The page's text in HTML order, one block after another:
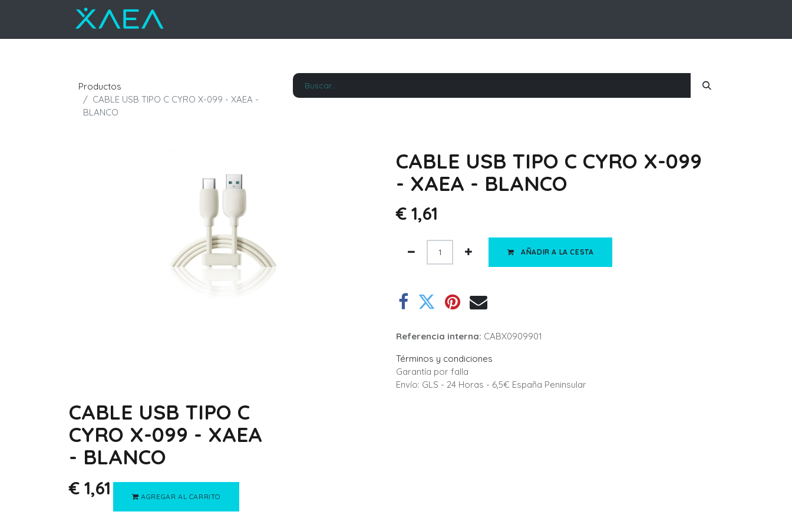
Productos
CABLE USB TIPO C CYRO X-099 - XAEA -
BLANCO
CABLE USB TIPO C CYRO X-099
- XAEA - BLANCO
€ 1,61
AÑADIR A LA CESTA
Referencia interna: CABX0909901
Términos y condiciones
Garantía por falla
Envío: GLS - 24 Horas - 6,5€ España Peninsular
CABLE USB TIPO C
CYRO X-099 - XAEA
- BLANCO
€ 1,61 AGREGAR AL CARRITO